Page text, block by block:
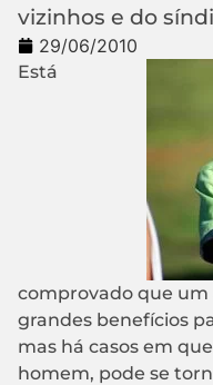
vizinhos e do
29/06/2010
Está
comprovado que
grandes benefícios
mas há casos em
homem, pode se